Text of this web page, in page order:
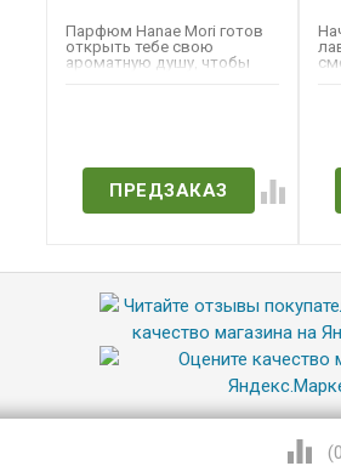
Парфюм Hanae Mori готов
открыть тебе свою
ароматную душу, чтобы
ПРЕДЗАКАЗ
(